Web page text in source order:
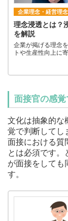
企業理念・経営理念
理念浸透とは？
を解説
企業が掲げる理念
トや生産性向上に
面接官の感
文化は抽象的な
覚で判断してし
面接における質
とは必須です。
が面接をしても
す。